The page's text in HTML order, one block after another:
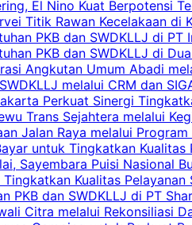
El Nino Kuat Berpotensi
Titik Rawan Kecelakaan di
PKB dan SWDKLLJ di PT
PKB dan SWDKLLJ di
Angkutan Umum Abadi
melalui CRM dan
Perkuat Sinergi
Trans Sejahtera melalui
Jalan Raya melalui
untuk Tingkatkan Kualitas
Sayembara Puisi Nasional
Kualitas Pelayanan
PKB dan SWDKLLJ di PT
Citra melalui Rekonsiliasi